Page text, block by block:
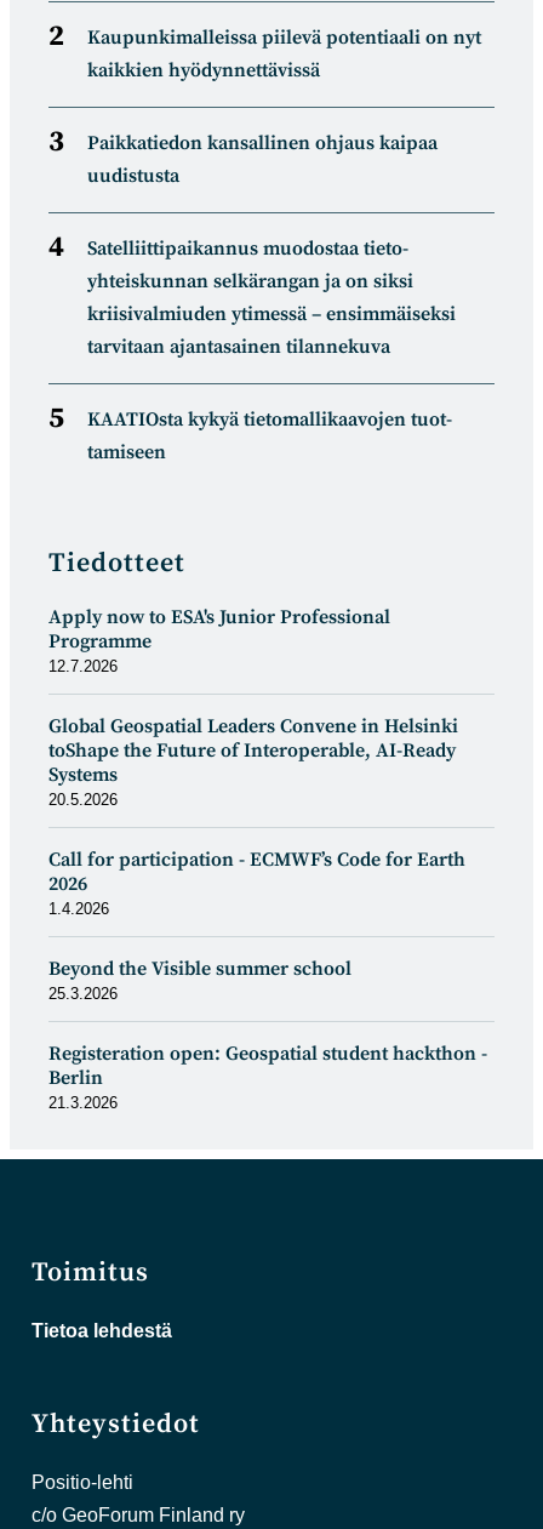
Kaupunkimalleissa piilevä potentiaali on nyt
kaikkien hyödynnettävissä
Paikkatiedon kansallinen ohjaus kaipaa
uudistusta
Satelliitti­paikannus muodostaa tieto­
yhteiskunnan selkä­rangan ja on siksi
kriisivalmiuden ytimessä – ensimmäiseksi
tarvitaan ajantasainen tilannekuva
KAATIOsta kykyä tietomal­likaa­vojen tuot­
tamiseen
Tiedotteet
Apply now to ESA's Junior Professional
Programme
12.7.2026
Global Geospatial Leaders Convene in Helsinki
toShape the Future of Interoperable, AI-Ready
Systems
20.5.2026
Call for participation - ECMWF’s Code for Earth
2026
1.4.2026
Beyond the Visible summer school
25.3.2026
Registeration open: Geospatial student hackthon -
Berlin
21.3.2026
Toimitus
Tietoa lehdestä
Yhteystiedot
Positio-lehti
c/o GeoForum Finland ry